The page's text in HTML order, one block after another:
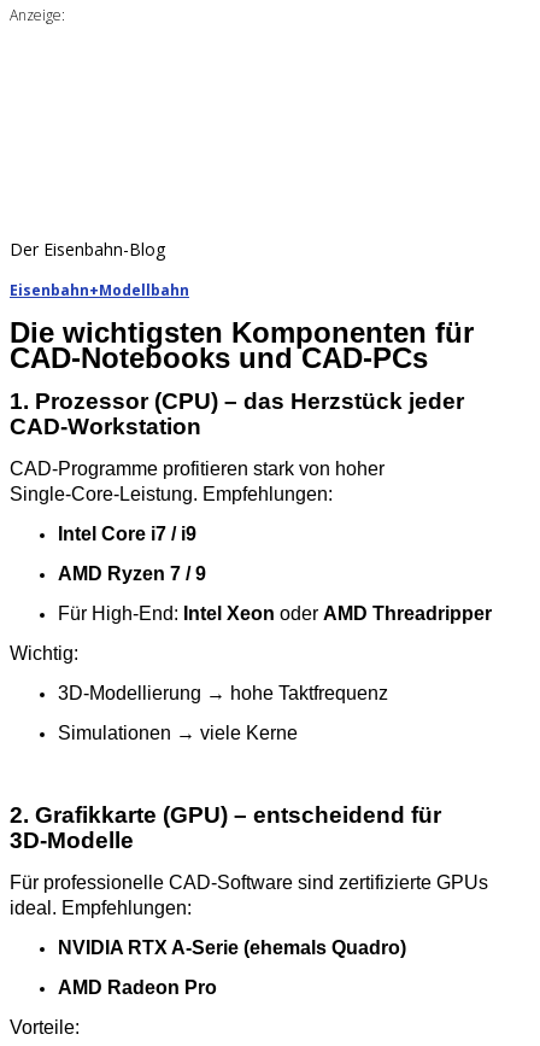
Anzeige:
Der Eisenbahn-Blog
Eisenbahn+Modellbahn
Die wichtigsten Komponenten für
CAD‑Notebooks und CAD‑PCs
1. Prozessor (CPU) – das Herzstück jeder
CAD‑Workstation
CAD‑Programme profitieren stark von hoher
Single‑Core‑Leistung. Empfehlungen:
Intel Core i7 / i9
AMD Ryzen 7 / 9
Für High‑End: Intel Xeon oder AMD Threadripper
Wichtig:
3D‑Modellierung → hohe Taktfrequenz
Simulationen → viele Kerne
2. Grafikkarte (GPU) – entscheidend für
3D‑Modelle
Für professionelle CAD‑Software sind zertifizierte GPUs
ideal. Empfehlungen:
NVIDIA RTX A‑Serie (ehemals Quadro)
AMD Radeon Pro
Vorteile: